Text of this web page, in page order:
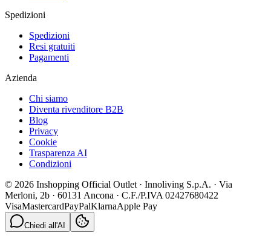
Spedizioni
Spedizioni
Resi gratuiti
Pagamenti
Azienda
Chi siamo
Diventa rivenditore B2B
Blog
Privacy
Cookie
Trasparenza AI
Condizioni
© 2026 Inshopping Official Outlet · Innoliving S.p.A. · Via
Merloni, 2b · 60131 Ancona · C.F./P.IVA 02427680422
VisaMastercardPayPalKlarnaApple Pay
Chiedi all'AI